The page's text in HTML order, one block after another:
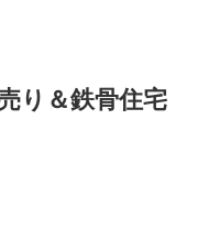
り＆鉄骨住宅